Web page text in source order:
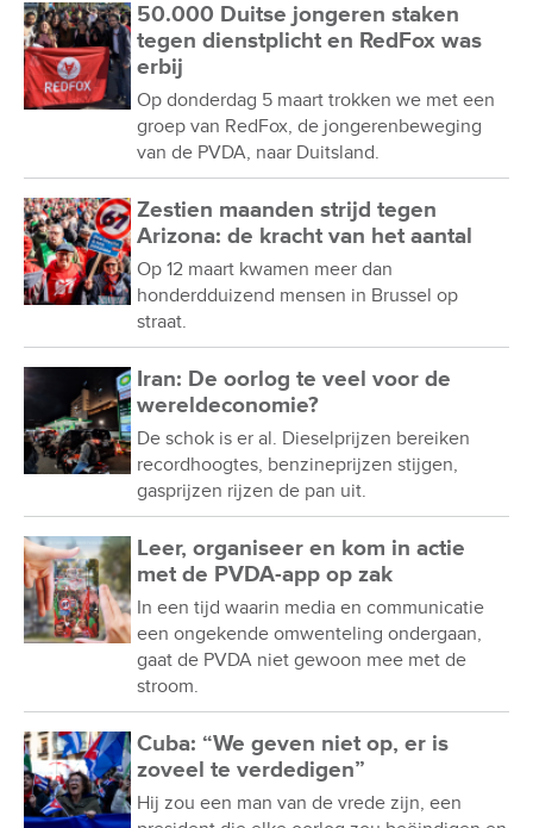
50.000 Duitse jongeren staken
tegen dienstplicht en RedFox was
erbij
Op donderdag 5 maart trokken we met een
groep van RedFox, de jongerenbeweging
van de PVDA, naar Duitsland.
Zestien maanden strijd tegen
Arizona: de kracht van het aantal
Op 12 maart kwamen meer dan
honderdduizend mensen in Brussel op
straat.
Iran: De oorlog te veel voor de
wereldeconomie?
De schok is er al. Dieselprijzen bereiken
recordhoogtes, benzineprijzen stijgen,
gasprijzen rijzen de pan uit.
Leer, organiseer en kom in actie
met de PVDA-app op zak
In een tijd waarin media en communicatie
een ongekende omwenteling ondergaan,
gaat de PVDA niet gewoon mee met de
stroom.
Cuba: “We geven niet op, er is
zoveel te verdedigen”
Hij zou een man van de vrede zijn, een